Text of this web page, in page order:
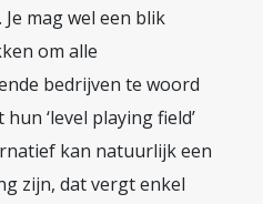
mag wel een blik
om alle
bedrijven te woord
‘level playing field’
kan natuurlijk een
zijn, dat vergt enkel